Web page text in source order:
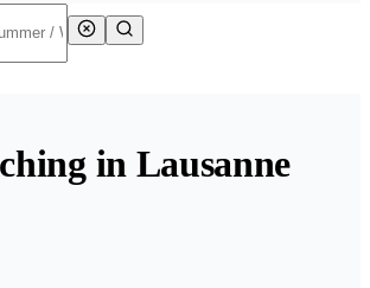
in Lausanne